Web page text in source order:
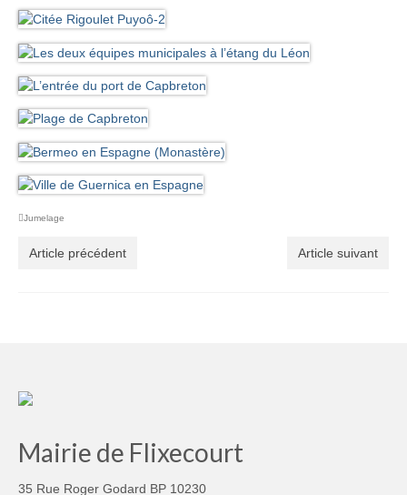
Jumelage
Article précédent Article suivant
Mairie de Flixecourt
35 Rue Roger Godard BP 10230